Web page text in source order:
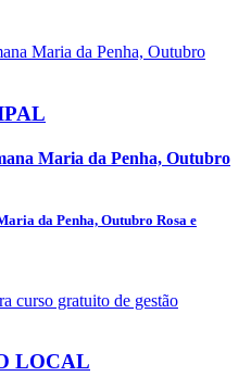
Maria da Penha, Outubro
da Penha, Outubro Rosa e
LOCAL